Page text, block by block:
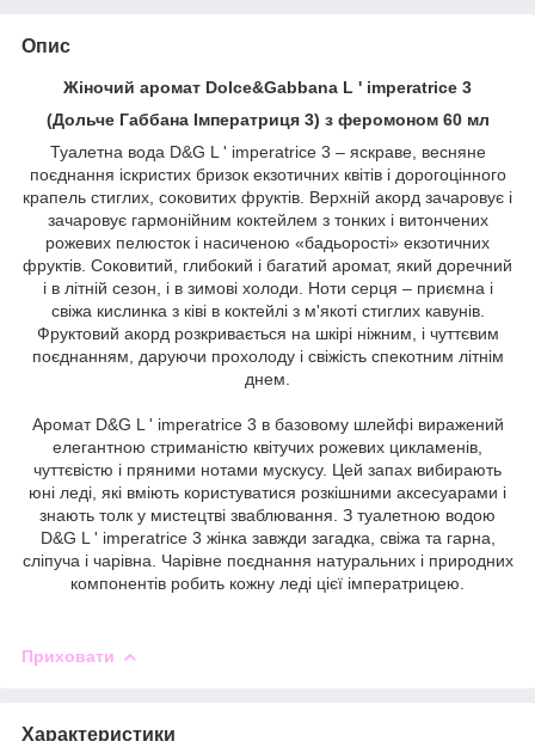
Опис
Жіночий аромат Dolce&Gabbana L ' imperatrice 3
(Дольче Габбана Імператриця 3) з феромоном 60 мл
Туалетна вода D&G L ' imperatrice 3 – яскраве, весняне
поєднання іскристих бризок екзотичних квітів і дорогоцінного
крапель стиглих, соковитих фруктів. Верхній акорд зачаровує і
зачаровує гармонійним коктейлем з тонких і витончених
рожевих пелюсток і насиченою «бадьорості» екзотичних
фруктів. Соковитий, глибокий і багатий аромат, який доречний
і в літній сезон, і в зимові холоди. Ноти серця – приємна і
свіжа кислинка з ківі в коктейлі з м'якоті стиглих кавунів.
Фруктовий акорд розкривається на шкірі ніжним, і чуттєвим
поєднанням, даруючи прохолоду і свіжість спекотним літнім
днем.
Аромат D&G L ' imperatrice 3 в базовому шлейфі виражений
елегантною стриманістю квітучих рожевих цикламенів,
чуттєвістю і пряними нотами мускусу. Цей запах вибирають
юні леді, які вміють користуватися розкішними аксесуарами і
знають толк у мистецтві зваблювання. З туалетною водою
D&G L ' imperatrice 3 жінка завжди загадка, свіжа та гарна,
сліпуча і чарівна. Чарівне поєднання натуральних і природних
компонентів робить кожну леді цієї імператрицею.
Приховати
Характеристики